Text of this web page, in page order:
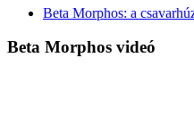
Beta Morphos: a
Beta Morphos videó